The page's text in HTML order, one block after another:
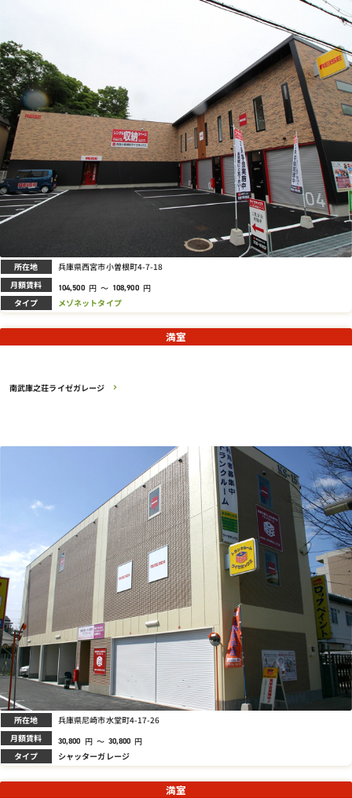
所在地 兵庫県西宮市小曽根町4-7-18
月額賃料 104,500 円 ～ 108,900 円
タイプ メゾネットタイプ
南武庫之荘ライゼガレージ
満室
所在地 兵庫県尼崎市水堂町4-17-26
月額賃料 30,800 円 ～ 30,800 円
タイプ シャッターガレージ
満室